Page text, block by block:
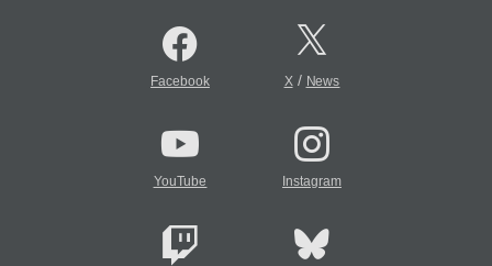
Facebook X/ News
YouTube Instagram